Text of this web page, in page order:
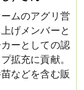
ムのアグリ営
げメンバーと
ーとしての認
拡充に貢献。
などを含む販